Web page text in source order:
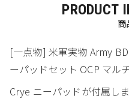
PRODUCT
商
[一点物] 米軍実物 Army
ーパッドセット OCP マル
Crye ニーパッドが付属しま